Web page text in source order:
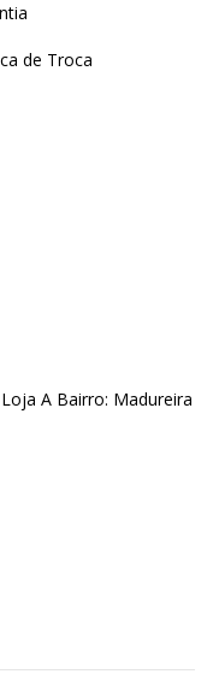
de Troca
A Bairro: Madureira